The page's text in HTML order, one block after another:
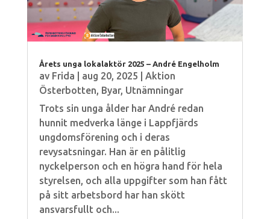
Årets unga lokalaktör 2025 – André Engelholm
av Frida aug 20, 2025
Aktion
Österbotten, Byar, Utnämningar
Trots sin unga ålder har André redan
hunnit medverka länge i Lappfjärds
ungdomsförening och i deras
revysatsningar. Han är en pålitlig
nyckelperson och en högra hand för hela
styrelsen, och alla uppgifter som han fått
på sitt arbetsbord har han skött
ansvarsfullt och...